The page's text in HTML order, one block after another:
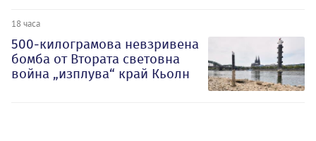
18 часа
500-килограмова невзривена
бомба от Втората световна
война „изплува“ край Кьолн